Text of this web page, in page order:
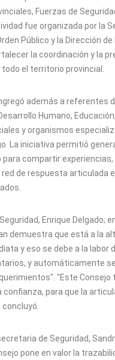
Fuerzas de
fue organizada por la
Público y la Dirección
la coordinación y la
el territorio provincial.
además a referentes
Humano,
y organismos
La iniciativa permitió
compartir
red de respuesta articulada
Enrique Delgado;
demuestra que está a la
y eso se debe a la labor
y automáticamente
"Este Consejo
confianza, para que la
de Seguridad,
pone en valor la